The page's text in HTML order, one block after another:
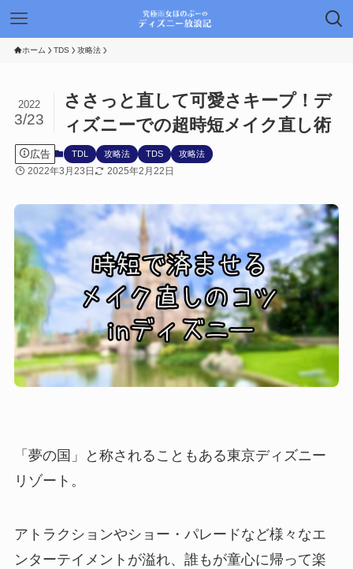
ホーム TDS 攻略法
ささっと直して可愛さキープ！デ
ィズニーでの超時短メイク直し術
2022
3/23
広告 TDL 攻略法 TDS 攻略法
2022年3月23日 2025年2月22日
「夢の国」と称されることもある東京ディズニー
リゾート。
アトラクションやショー・パレードなど様々なエ
ンターテイメントが溢れ、誰もが童心に帰って楽